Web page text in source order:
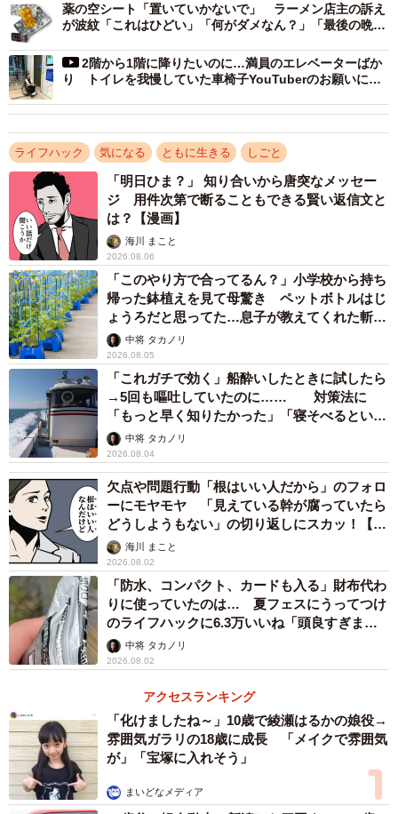
薬の空シート「置いていかないで」 ラーメン店主の訴え
が波紋「これはひどい」「何がダメなん？」「最後の晩餐
2階から1階に降りたいのに…満員のエレベーターばか
り トイレを我慢していた車椅子YouTuberのお願いに
ライフハック 気になる ともに生きる しごと
「明日ひま？」 知り合いから唐突なメッセー
ジ 用件次第で断ることもできる賢い返信文と
は？【漫画】
海川 まこと
2026.08.06
「このやり方で合ってるん？」小学校から持ち
帰った鉢植えを見て母驚き ペットボトルはじ
ょうろだと思ってた…息子が教えてくれた斬新
な水やりとは
中将 タカノリ
2026.08.05
「これガチで効く」船酔いしたときに試したら
→5回も嘔吐していたのに…… 対策法に
「もっと早く知りたかった」「寝そべるといい
らしい」
中将 タカノリ
2026.08.04
欠点や問題行動「根はいい人だから」のフォロ
ーにモヤモヤ 「見えている幹が腐っていたら
どうしようもない」の切り返しにスカッ！【漫
画】海川 まこと
2026.08.02
「防水、コンパクト、カードも入る」財布代わ
りに使っていたのは… 夏フェスにうってつけ
のライフハックに6.3万いいね「頭良すぎま
す」中将 タカノリ
2026.08.02
アクセスランキング
「化けましたね～」10歳で綾瀬はるかの娘役→
雰囲気ガラリの18歳に成長 「メイクで雰囲気
が」「宝塚に入れそう」
まいどなメディア